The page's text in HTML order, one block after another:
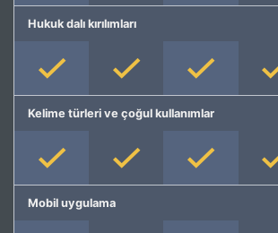
Hukuk dalı kırılımları
Kelime türleri ve çoğul kullanımlar
Mobil uygulama